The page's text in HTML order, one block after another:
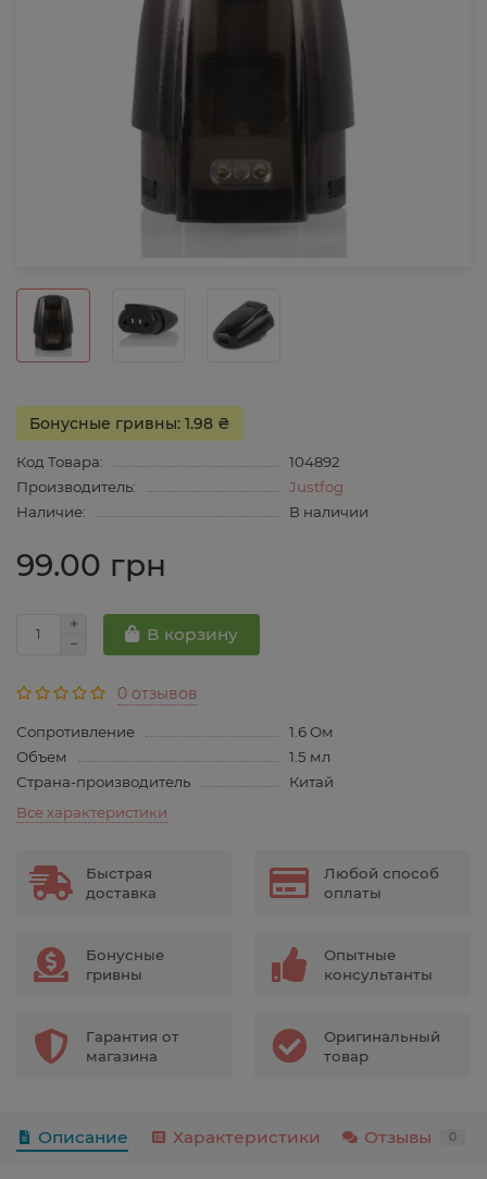
Бонусные гривны: 1.98 ₴
Код Товара:
104892
Производитель:
Justfog
Наличие:
В наличии
99.00 грн
В корзину
0 отзывов
Сопротивление
1.6 Ом
Объем
1.5 мл
Страна-производитель
Китай
Все характеристики
Быстрая
доставка
Любой способ
оплаты
Бонусные
гривны
Опытные
консультанты
Гарантия от
магазина
Оригинальный
товар
Описание Характеристики Отзывы 0